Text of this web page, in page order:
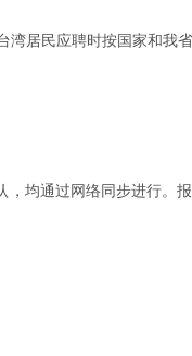
居民应聘时按国家和我省
均通过网络同步进行